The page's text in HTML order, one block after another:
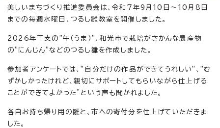
美しいまちづくり推進委員会は、令和7年9月10日～10月8日
までの毎週水曜日、つるし雛教室を開催しました。
2026年干支の"午（うま）"、和光市で栽培がさかんな農産物
の"にんじん"などのつるし雛を作成しました。
参加者アンケートでは、”自分だけの作品ができてうれしい"、"む
ずかしかったけれど、親切にサポートしてもらいながら仕上げる
ことができてよかった”という声も聞かれました。
各自お持ち帰り用の雛と、市への寄付分を仕上げていただきま
した。